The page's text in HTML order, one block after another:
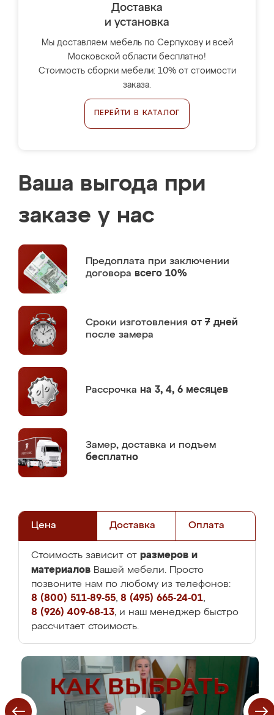
Доставка
и установка
Мы доставляем мебель по Серпухову и всей
Московской области бесплатно!
Стоимость сборки мебели: 10% от стоимости
заказа.
ПЕРЕЙТИ В КАТАЛОГ
Ваша выгода при
заказе у нас
Предоплата при заключении
договора всего 10%
Сроки изготовления от 7 дней
после замера
Рассрочка на 3, 4, 6 месяцев
Замер, доставка и подъем
бесплатно
Цена Доставка Оплата
Стоимость зависит от размеров и
материалов Вашей мебели. Просто
позвоните нам по любому из телефонов:
8 (800) 511-89-55, 8 (495) 665-24-01,
8 (926) 409-68-13, и наш менеджер быстро
рассчитает стоимость.